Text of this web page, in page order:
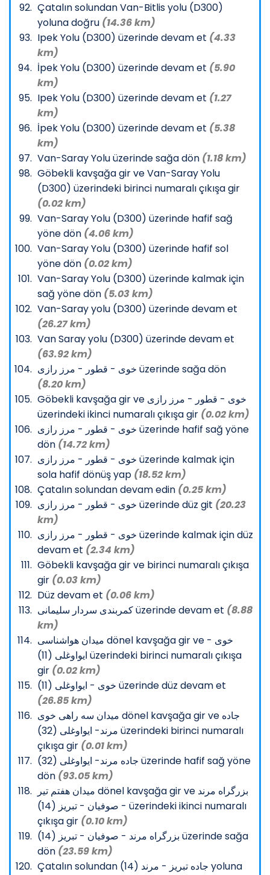
Çatalın solundan Van-Bitlis yolu (D300)
yoluna doğru (14.36 km)
Ipek Yolu (D300) üzerinde devam et (4.33
km)
İpek Yolu (D300) üzerinde devam et (5.90
km)
Ipek Yolu (D300) üzerinde devam et (1.27
km)
İpek Yolu (D300) üzerinde devam et (5.38
km)
Van-Saray Yolu üzerinde sağa dön (1.18 km)
Göbekli kavşağa gir ve Van-Saray Yolu
(D300) üzerindeki birinci numaralı çıkışa gir
(0.02 km)
Van-Saray Yolu (D300) üzerinde hafif sağ
yöne dön (4.06 km)
Van-Saray Yolu (D300) üzerinde hafif sol
yöne dön (0.02 km)
Van-Saray Yolu (D300) üzerinde kalmak için
sağ yöne dön (5.03 km)
Van-Saray yolu (D300) üzerinde devam et
(26.27 km)
Van Saray yolu (D300) üzerinde devam et
(63.92 km)
خوی - قطور - مرز رازی üzerinde sağa dön
(8.20 km)
Göbekli kavşağa gir ve خوی - قطور - مرز رازی
üzerindeki ikinci numaralı çıkışa gir (0.02 km)
خوی - قطور - مرز رازی üzerinde hafif sağ yöne
dön (14.72 km)
خوی - قطور - مرز رازی üzerinde kalmak için
sola hafif dönüş yap (18.52 km)
Çatalın solundan devam edin (0.25 km)
خوی - قطور - مرز رازی üzerinde düz git (20.23
km)
خوی - قطور - مرز رازی üzerinde kalmak için düz
devam et (2.34 km)
Göbekli kavşağa gir ve birinci numaralı çıkışa
gir (0.03 km)
Düz devam et (0.06 km)
کمربندی سردار سلیمانی üzerinde devam et (8.88
km)
میدان هواشناسی dönel kavşağa gir ve خوی -
ایواوغلی (11) üzerindeki birinci numaralı çıkışa
gir (0.02 km)
خوی - ایواوغلی (11) üzerinde düz devam et
(26.85 km)
میدان سه راهی خوی dönel kavşağa gir ve جاده
مرند- ایواوغلی (32) üzerindeki birinci numaralı
çıkışa gir (0.01 km)
جاده مرند- ایواوغلی (32) üzerinde hafif sağ yöne
dön (93.05 km)
میدان هفتم تیر dönel kavşağa gir ve بزرگراه مرند
- صوفیان - تبریز (14) üzerindeki ikinci numaralı
çıkışa gir (0.10 km)
بزرگراه مرند - صوفیان - تبریز (14) üzerinde sağa
dön (23.59 km)
Çatalın solundan جاده تبریز - مرند (14) yoluna